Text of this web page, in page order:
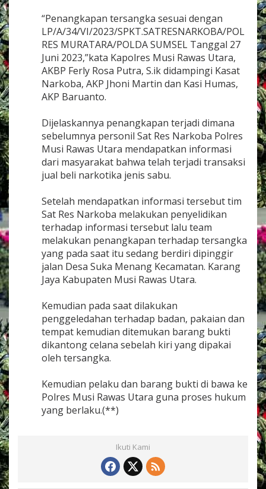
n
d
a
r
N
a
r
k
i
k
a
J
e
n
s
S
h
b
u
“Penangkapan tersangka sesuai dengan
LP/A/34/VI/2023/SPKT.SATRESNARKOBA/POL
RES MURATARA/POLDA SUMSEL Tanggal 27
Juni 2023,”kata Kapolres Musi Rawas Utara,
AKBP Ferly Rosa Putra, S.ik didampingi Kasat
Narkoba, AKP Jhoni Martin dan Kasi Humas,
AKP Baruanto.
Dijelaskannya penangkapan terjadi dimana
sebelumnya personil Sat Res Narkoba Polres
Musi Rawas Utara mendapatkan informasi
dari masyarakat bahwa telah terjadi transaksi
jual beli narkotika jenis sabu.
Setelah mendapatkan informasi tersebut tim
Sat Res Narkoba melakukan penyelidikan
terhadap informasi tersebut lalu team
melakukan penangkapan terhadap tersangka
yang pada saat itu sedang berdiri dipinggir
jalan Desa Suka Menang Kecamatan. Karang
Jaya Kabupaten Musi Rawas Utara.
Kemudian pada saat dilakukan
penggeledahan terhadap badan, pakaian dan
tempat kemudian ditemukan barang bukti
dikantong celana sebelah kiri yang dipakai
oleh tersangka.
Kemudian pelaku dan barang bukti di bawa ke
Polres Musi Rawas Utara guna proses hukum
yang berlaku.(**)
Ikuti Kami